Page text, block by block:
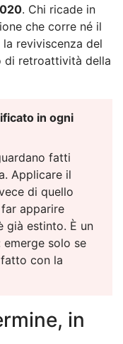
. Chi ricade in
che corre né il
reviviscenza del
di retroattività della
in ogni
fatti
Applicare il
di quello
apparire
già estinto. È un
solo se
con la
in